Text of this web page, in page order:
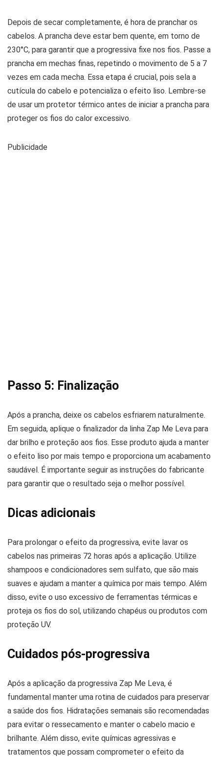
Depois de secar completamente, é hora de pranchar os
cabelos. A prancha deve estar bem quente, em torno de
230°C, para garantir que a progressiva fixe nos fios. Passe a
prancha em mechas finas, repetindo o movimento de 5 a 7
vezes em cada mecha. Essa etapa é crucial, pois sela a
cutícula do cabelo e potencializa o efeito liso. Lembre-se
de usar um protetor térmico antes de iniciar a prancha para
proteger os fios do calor excessivo.
Publicidade
Passo 5: Finalização
Após a prancha, deixe os cabelos esfriarem naturalmente.
Em seguida, aplique o finalizador da linha Zap Me Leva para
dar brilho e proteção aos fios. Esse produto ajuda a manter
o efeito liso por mais tempo e proporciona um acabamento
saudável. É importante seguir as instruções do fabricante
para garantir que o resultado seja o melhor possível.
Dicas adicionais
Para prolongar o efeito da progressiva, evite lavar os
cabelos nas primeiras 72 horas após a aplicação. Utilize
shampoos e condicionadores sem sulfato, que são mais
suaves e ajudam a manter a química por mais tempo. Além
disso, evite o uso excessivo de ferramentas térmicas e
proteja os fios do sol, utilizando chapéus ou produtos com
proteção UV.
Cuidados pós-progressiva
Após a aplicação da progressiva Zap Me Leva, é
fundamental manter uma rotina de cuidados para preservar
a saúde dos fios. Hidratações semanais são recomendadas
para evitar o ressecamento e manter o cabelo macio e
brilhante. Além disso, evite químicas agressivas e
tratamentos que possam comprometer o efeito da